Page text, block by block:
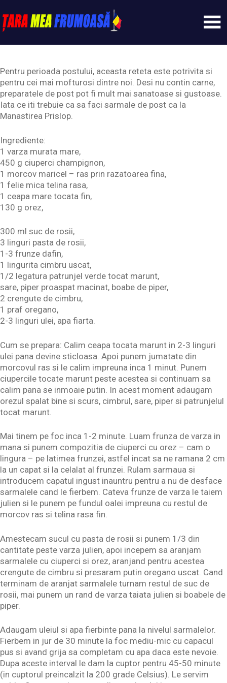
to
content
Tarameafrumoasa
Pentru perioada postului, aceasta reteta este potrivita si
pentru cei mai mofturosi dintre noi. Desi nu contin carne,
preparatele de post pot fi mult mai sanatoase si gustoase.
Iata ce iti trebuie ca sa faci sarmale de post ca la
Manastirea Prislop.
Ingrediente:
1 varza murata mare,
450 g ciuperci champignon,
1 morcov maricel – ras prin razatoarea fina,
1 felie mica telina rasa,
1 ceapa mare tocata fin,
130 g orez,
300 ml suc de rosii,
3 linguri pasta de rosii,
1-3 frunze dafin,
1 lingurita cimbru uscat,
1/2 legatura patrunjel verde tocat marunt,
sare, piper proaspat macinat, boabe de piper,
2 crengute de cimbru,
1 praf oregano,
2-3 linguri ulei, apa fiarta.
Cum se prepara: Calim ceapa tocata marunt in 2-3 linguri
ulei pana devine sticloasa. Apoi punem jumatate din
morcovul ras si le calim impreuna inca 1 minut. Punem
ciupercile tocate marunt peste acestea si continuam sa
calim pana se inmoaie putin. In acest moment adaugam
orezul spalat bine si scurs, cimbrul, sare, piper si patrunjelul
tocat marunt.
Mai tinem pe foc inca 1-2 minute. Luam frunza de varza in
mana si punem compozitia de ciuperci cu orez – cam o
lingura – pe latimea frunzei, astfel incat sa ne ramana 2 cm
la un capat si la celalat al frunzei. Rulam sarmaua si
introducem capatul ingust inauntru pentru a nu de desface
sarmalele cand le fierbem. Cateva frunze de varza le taiem
julien si le punem pe fundul oalei impreuna cu restul de
morcov ras si telina rasa fin.
Amestecam sucul cu pasta de rosii si punem 1/3 din
cantitate peste varza julien, apoi incepem sa aranjam
sarmalele cu ciuperci si orez, aranjand pentru acestea
crengute de cimbru si presaram putin oregano uscat. Cand
terminam de aranjat sarmalele turnam restul de suc de
rosii, mai punem un rand de varza taiata julien si boabele de
piper.
Adaugam uleiul si apa fierbinte pana la nivelul sarmalelor.
Fierbem in jur de 30 minute la foc mediu-mic cu capacul
pus si avand grija sa completam cu apa daca este nevoie.
Dupa aceste interval le dam la cuptor pentru 45-50 minute
(in cuptorul preincalzit la 200 grade Celsius). Le servim